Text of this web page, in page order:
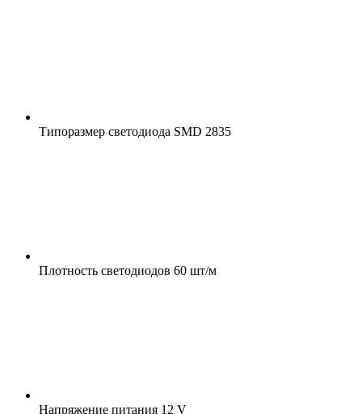
Типоразмер светодиода SMD 2835
Плотность светодиодов 60 шт/м
Напряжение питания 12 V